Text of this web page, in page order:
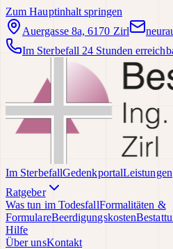
Zum Hauptinhalt springen
Auergasse 8a, 6170 Zirl
Im Sterbefall 24 Stunden
Im SterbefallGedenkportalLeistungen
Ratgeber
Was tun im TodesfallFormalitäten &
FormulareBeerdigungskosten
Hilfe
Über unsKontakt